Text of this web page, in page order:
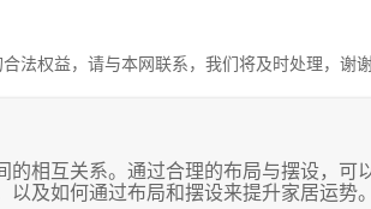
法权益，请与本网联系，我们将及时处理，谢谢
相互关系。通过合理的布局与摆设，可
及如何通过布局和摆设来提升家居运势。